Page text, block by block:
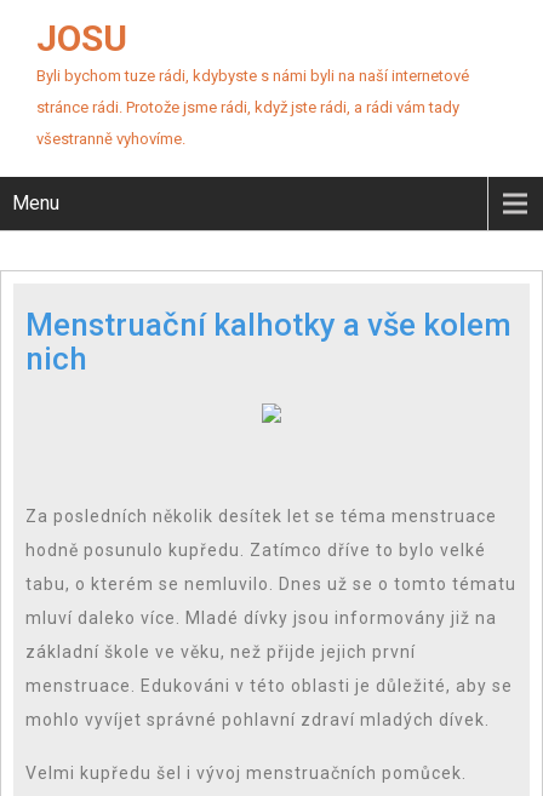
JOSU
Byli bychom tuze rádi, kdybyste s námi byli na naší internetové
stránce rádi. Protože jsme rádi, když jste rádi, a rádi vám tady
všestranně vyhovíme.
Menu
Menstruační kalhotky a vše kolem
nich
Za posledních několik desítek let se téma menstruace
hodně posunulo kupředu. Zatímco dříve to bylo velké
tabu, o kterém se nemluvilo. Dnes už se o tomto tématu
mluví daleko více. Mladé dívky jsou informovány již na
základní škole ve věku, než přijde jejich první
menstruace. Edukováni v této oblasti je důležité, aby se
mohlo vyvíjet správné pohlavní zdraví mladých dívek.
Velmi kupředu šel i vývoj menstruačních pomůcek.